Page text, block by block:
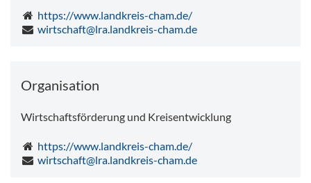
https://www.landkreis-cham.de/
wirtschaft@lra.landkreis-cham.de
Organisation
Wirtschaftsförderung und Kreisentwicklung
https://www.landkreis-cham.de/
wirtschaft@lra.landkreis-cham.de